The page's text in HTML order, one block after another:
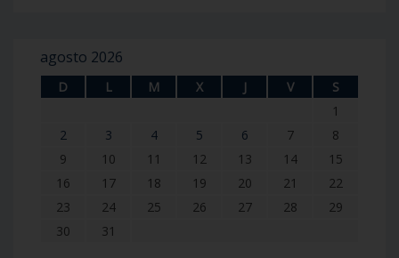
agosto 2026
D L M X J V
S
1
2
3 4 5 6 7
8
9
10 11 12 13 14
15
16
17 18 19 20 21
22
23
24 25 26 27 28
29
30
31